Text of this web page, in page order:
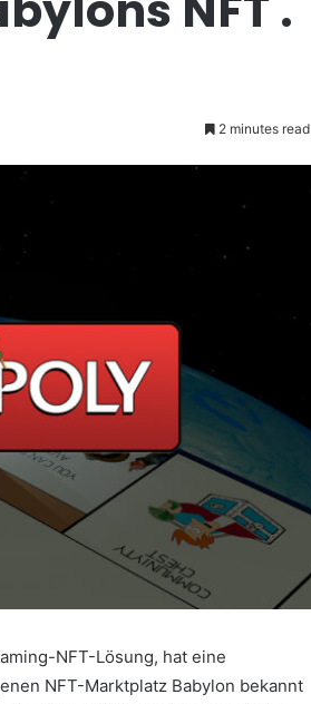
2 minutes read
NFT-Lösung, hat eine
NFT-Marktplatz Babylon bekannt